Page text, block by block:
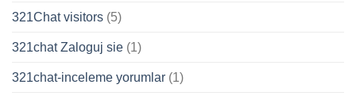
321Chat visitors (5)
321chat Zaloguj sie (1)
321chat-inceleme yorumlar (1)